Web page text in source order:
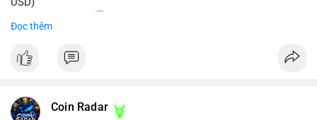
- Thời gian: 01:20
Nhận định phân tích: Giao dịch 50.2374 BTC trị giá hơn 3.24
triệu USD được phát hiện trong mempool, chưa được xác
động bán tháo. Tuy nhiên, nếu dòng tiền này hướng về ví sàn
Đọc thêm
Coin Radar